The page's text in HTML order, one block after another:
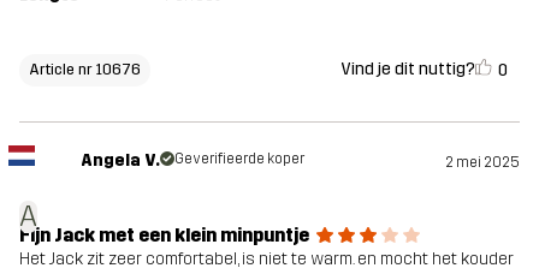
Article nr 10676 Vind je dit nuttig? 0
A
Angela V. Geverifieerde koper 2 mei 2025
Fijn Jack met een klein minpuntje
Het Jack zit zeer comfortabel, is niet te warm. en mocht het kouder